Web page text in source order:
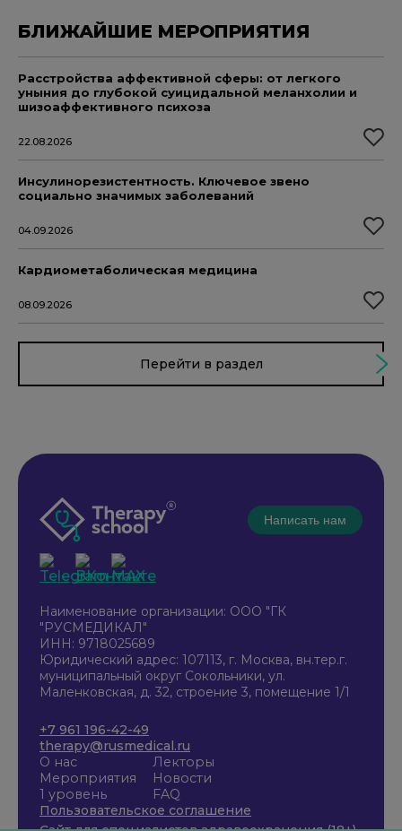
БЛИЖАЙШИЕ МЕРОПРИЯТИЯ
Расстройства аффективной сферы: от легкого
уныния до глубокой суицидальной меланхолии и
шизоаффективного психоза
22.08.2026
Инсулинорезистентность. Ключевое звено
социально значимых заболеваний
04.09.2026
Кардиометаболическая медицина
08.09.2026
Перейти в раздел
Написать нам
Наименование организации: ООО "ГК
"РУСМЕДИКАЛ"
ИНН: 9718025689
Юридический адрес: 107113, г. Москва, вн.тер.г.
муниципальный округ Сокольники, ул.
Маленковская, д. 32, строение 3, помещение 1/1
+7 961 196-42-49
therapy@rusmedical.ru
О нас
Мероприятия
1 уровень
Лекторы
Новости
FAQ
Пользовательское соглашение